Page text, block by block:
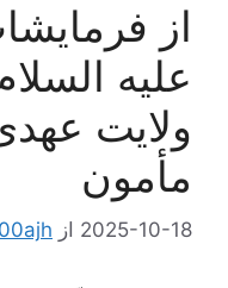
از
علیه
ولایت
مأمون
2025-10-18 از